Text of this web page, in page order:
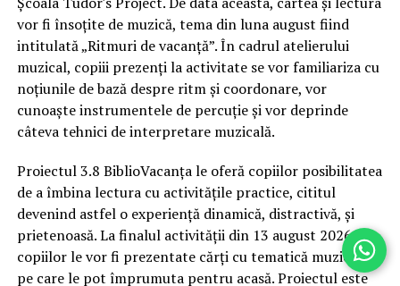
vor fi însoțite de muzică, tema din luna august fiind
intitulată „Ritmuri de vacanță”. În cadrul atelierului
muzical, copiii prezenți la activitate se vor familiariza cu
noțiunile de bază despre ritm și coordonare, vor
cunoaște instrumentele de percuție și vor deprinde
câteva tehnici de interpretare muzicală.
Proiectul 3.8 BiblioVacanța le oferă copiilor posibilitatea
de a îmbina lectura cu activitățile practice, cititul
devenind astfel o experiență dinamică, distractivă, și
prietenoasă. La finalul activității din 13 august 2026,
copiilor le vor fi prezentate cărți cu tematică muzicală,
pe care le pot împrumuta pentru acasă. Proiectul este